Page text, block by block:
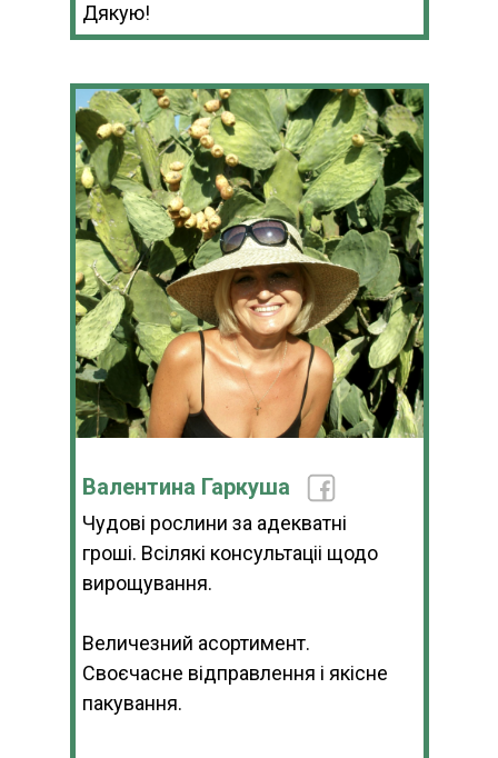
Дякую!
Валентина Гаркуша
Чудові рослини за адекватні
гроші. Всілякі консультаціі щодо
вирощування.
Величезний асортимент.
Своєчасне відправлення і якісне
пакування.